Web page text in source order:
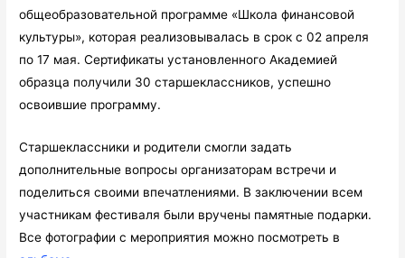
общеобразовательной программе «Школа финансовой
культуры», которая реализовывалась в срок с 02 апреля
по 17 мая. Сертификаты установленного Академией
образца получили 30 старшеклассников, успешно
освоившие программу.
Старшеклассники и родители смогли задать
дополнительные вопросы организаторам встречи и
поделиться своими впечатлениями. В заключении всем
участникам фестиваля были вручены памятные подарки.
Все фотографии с мероприятия можно посмотреть в